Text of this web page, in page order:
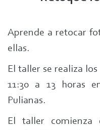
Aprende a retocar
ellas.
El taller se realiza
11:30 a 13 horas
Pulianas.
El taller